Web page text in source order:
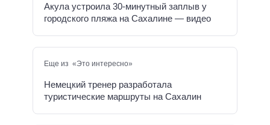
Акула устроила 30-минутный заплыв у
городского пляжа на Сахалине — видео
Еще из «Это интересно»
Немецкий тренер разработала
туристические маршруты на Сахалин